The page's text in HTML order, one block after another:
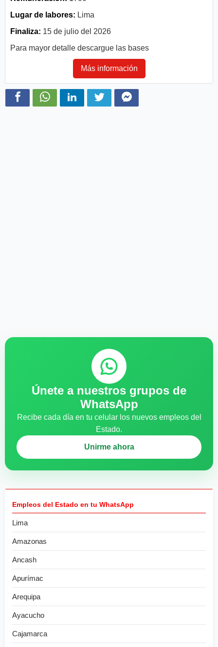
Lugar de labores: Lima
Finaliza: 15 de julio del 2026
Para mayor detalle descargue las bases
Más información
Únete a nuestros grupos de
WhatsApp
Recibe cada día en tu celular los nuevos empleos del
Estado.
Unirme ahora
Empleos del Estado en tu WhatsApp
Lima
Amazonas
Ancash
Apurímac
Arequipa
Ayacucho
Cajamarca